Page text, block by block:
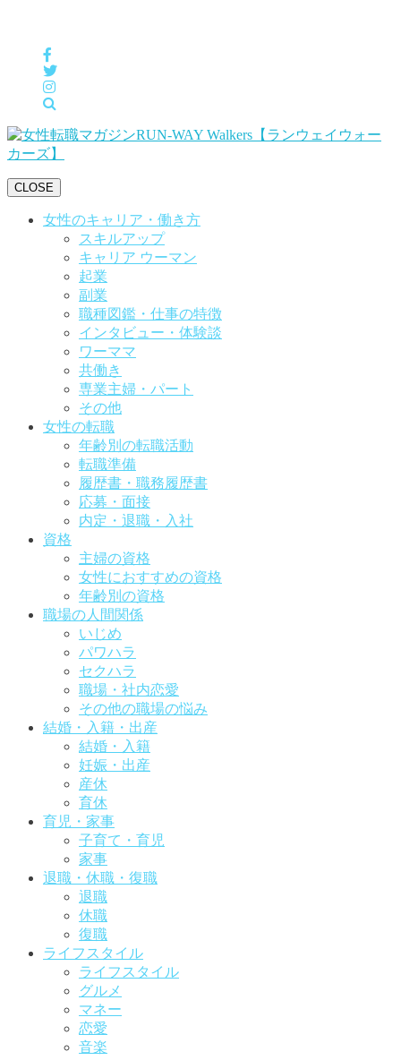
CLOSE
女性のキャリア・働き方
スキルアップ
キャリア ウーマン
起業
副業
職種図鑑・仕事の特徴
インタビュー・体験談
ワーママ
共働き
専業主婦・パート
その他
女性の転職
年齢別の転職活動
転職準備
履歴書・職務履歴書
応募・面接
内定・退職・入社
資格
主婦の資格
女性におすすめの資格
年齢別の資格
職場の人間関係
いじめ
パワハラ
セクハラ
職場・社内恋愛
その他の職場の悩み
結婚・入籍・出産
結婚・入籍
妊娠・出産
産休
育休
育児・家事
子育て・育児
家事
退職・休職・復職
退職
休職
復職
ライフスタイル
ライフスタイル
グルメ
マネー
恋愛
音楽